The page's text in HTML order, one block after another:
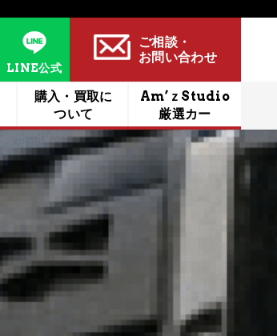
LINE公式
ご相談・
お問い合わせ
購入・買取に​
ついて
Am’ｚStudio
厳選カー